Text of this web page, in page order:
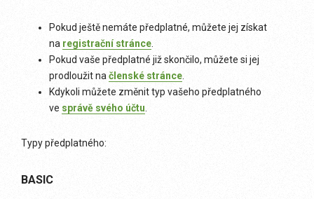
Pokud ještě nemáte předplatné, můžete jej získat
na registrační stránce
Pokud vaše předplatné již skončilo, můžete si jej
prodloužit na členské stránce
Kdykoli můžete změnit typ vašeho předplatného
ve správě svého účtu
Typy předplatného:
BASIC